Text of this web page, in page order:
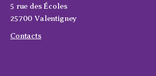
5 rue des Écoles
25700 Valentigney
Contacts